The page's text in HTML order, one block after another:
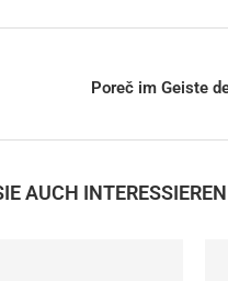
Poreč im Geiste
AUCH INTERESSIEREN